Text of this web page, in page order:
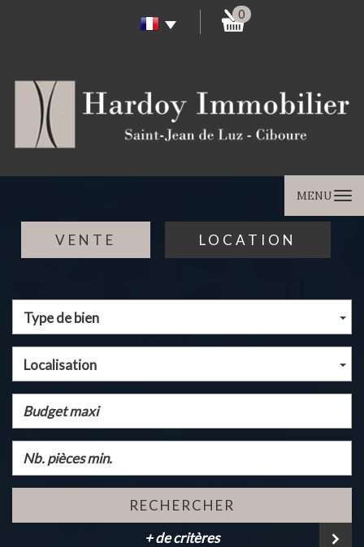
0
MENU
VENTE LOCATION
Type de bien
Localisation
RECHERCHER
+ de critères